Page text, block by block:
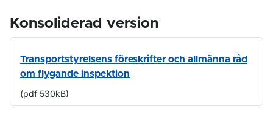
Konsoliderad version
Transportstyrelsens föreskrifter och allmänna råd
om flygande inspektion
(pdf 530kB)